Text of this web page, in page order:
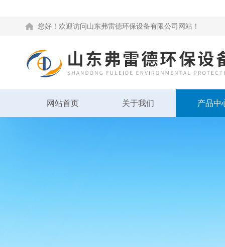
您好！欢迎访问山东弗雷德环保设备有限公司网站！
网站首页 关于我们 产品中